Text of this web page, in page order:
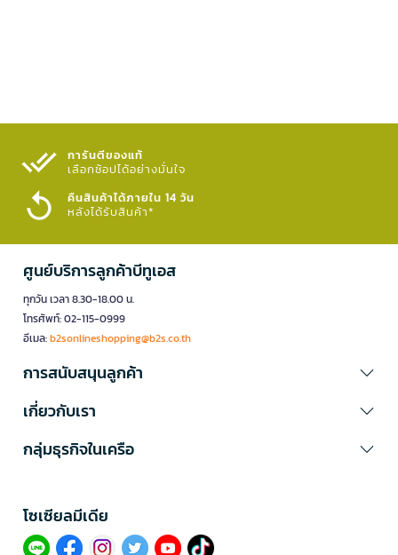
การันตีของแท้
เลือกช้อปได้อย่างมั่นใจ​
คืนสินค้าได้ภายใน 14 วัน
หลังได้รับสินค้า*
ศูนย์บริการลูกค้าบีทูเอส
ทุกวัน เวลา 8.30-18.00 น.
โทรศัพท์: 02-115-0999
อีเมล:b2sonlineshopping@b2s.co.th
การสนับสนุนลูกค้า
เกี่ยวกับเรา
กลุ่มธุรกิจในเครือ
โซเซียลมีเดีย​